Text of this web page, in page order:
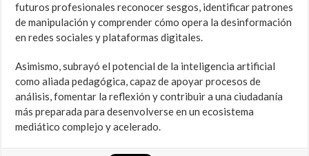
futuros profesionales reconocer sesgos, identificar patrones
de manipulación y comprender cómo opera la desinformación
en redes sociales y plataformas digitales.
Asimismo, subrayó el potencial de la inteligencia artificial
como aliada pedagógica, capaz de apoyar procesos de
análisis, fomentar la reflexión y contribuir a una ciudadanía
más preparada para desenvolverse en un ecosistema
mediático complejo y acelerado.